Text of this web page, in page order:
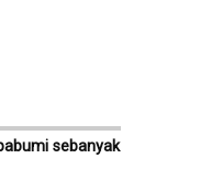
sebanyak